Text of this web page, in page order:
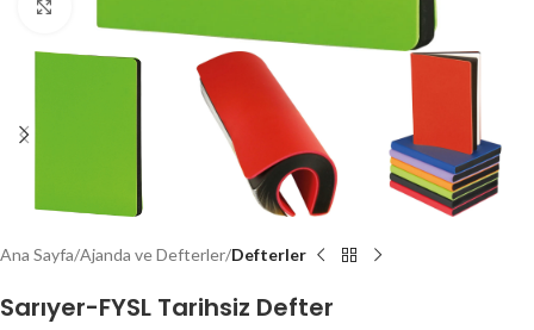
Ana Sayfa Ajanda ve Defterler Defterler
Sarıyer-FYSL Tarihsiz Defter